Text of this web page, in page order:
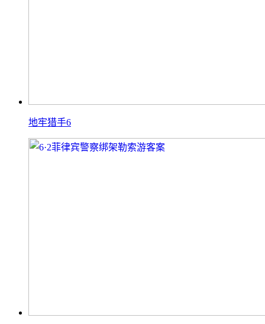
地牢猎手6